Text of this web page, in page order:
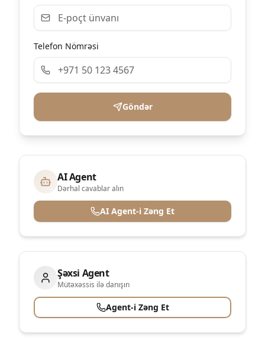
Telefon Nömrəsi
Göndər
AI Agent
Dərhal cavablar alın
AI Agent-i Zəng Et
Şəxsi Agent
Mütəxəssis ilə danışın
Agent-i Zəng Et